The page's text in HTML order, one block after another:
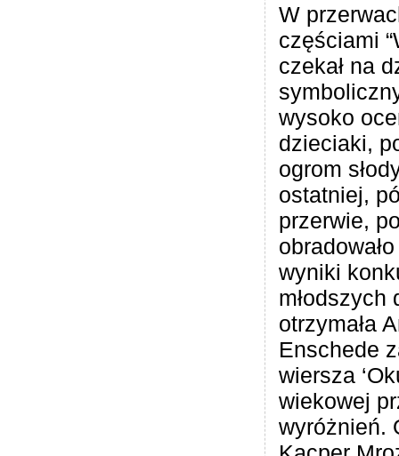
W
częściami
czekał na
wysoko
dzieciaki,
ogrom
ostatniej,
przerwie,
wyniki
młodszych
otrzymała
Enschede
wiersza
wiekowej
wyróżnień.